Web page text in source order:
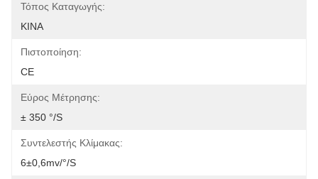
Τόπος Καταγωγής:
ΚΙΝΑ
Πιστοποίηση:
CE
Εύρος Μέτρησης:
± 350 °/s
Συντελεστής Κλίμακας:
6±0,6mv/°/s